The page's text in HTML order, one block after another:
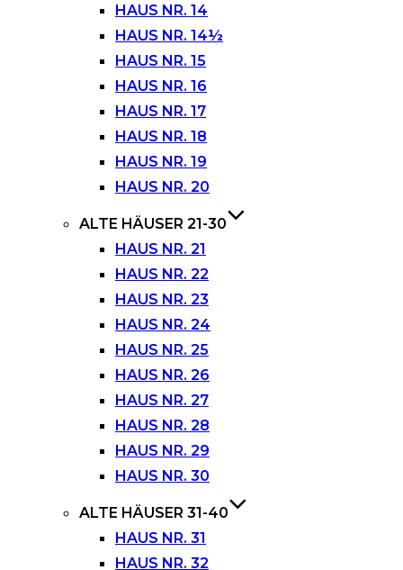
HAUS NR. 14
HAUS NR. 14½
HAUS NR. 15
HAUS NR. 16
HAUS NR. 17
HAUS NR. 18
HAUS NR. 19
HAUS NR. 20
ALTE HÄUSER 21-30
HAUS NR. 21
HAUS NR. 22
HAUS NR. 23
HAUS NR. 24
HAUS NR. 25
HAUS NR. 26
HAUS NR. 27
HAUS NR. 28
HAUS NR. 29
HAUS NR. 30
ALTE HÄUSER 31-40
HAUS NR. 31
HAUS NR. 32